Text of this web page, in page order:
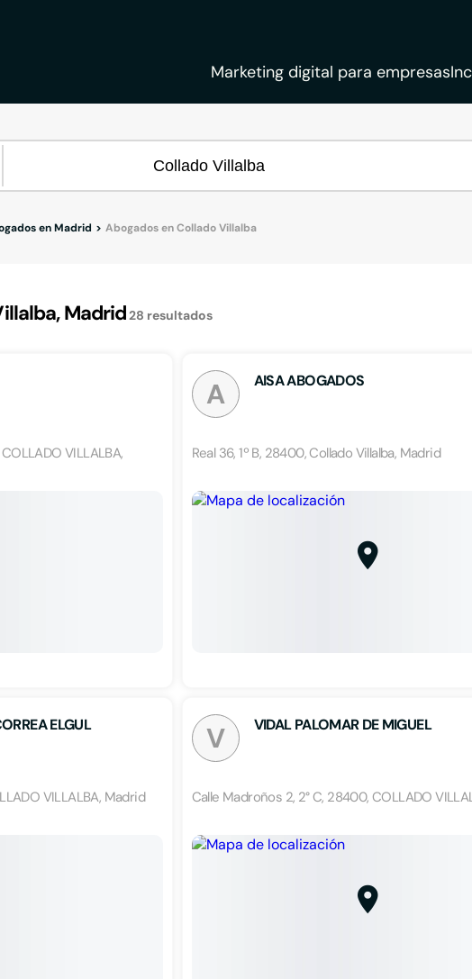
Marketing digital para empresas
en Madrid Abogados en Collado Villalba
Madrid28 resultados
VILLALBA,
A AISA ABOGADOS
Real 36, 1º B, 28400, Collado Villalba, Madrid
ELGUL
VILLALBA, Madrid
V VIDAL PALOMAR DE MIGUEL
Calle Madroños 2, 2° C, 28400, COLLADO